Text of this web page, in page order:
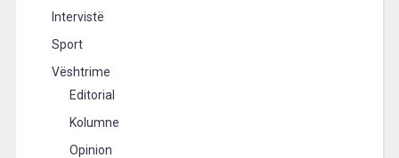
Intervistë
Sport
Vështrime
Editorial
Kolumne
Opinion